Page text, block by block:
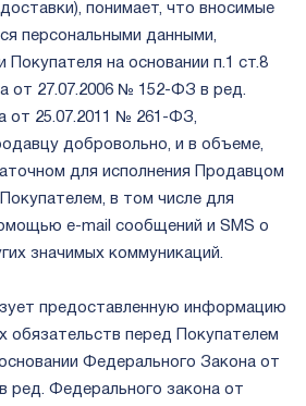
понимает, что вносимые
персональными данными,
на основании п.1 ст.8
от 27.07.2006 № 152-ФЗ в ред.
от 25.07.2011 № 261-ФЗ,
добровольно, и в объеме,
для исполнения Продавцом
в том числе для
e-mail сообщений и SMS о
значимых коммуникаций.
предоставленную информацию
обязательств перед Покупателем
Федерального Закона от
ред. Федерального закона от